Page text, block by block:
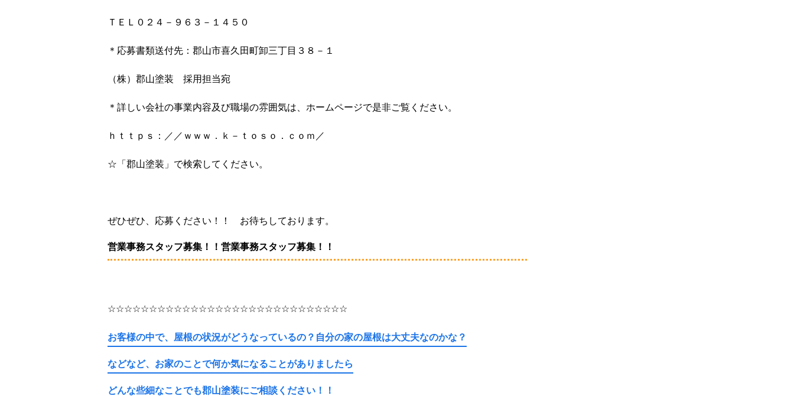
ＴＥＬ０２４－９６３－１４５０
＊応募書類送付先：郡山市喜久田町卸三丁目３８－１
（株）郡山塗装 採用担当宛
＊詳しい会社の事業内容及び職場の雰囲気は、ホームページで是非ご覧ください。
ｈｔｔｐｓ：／／ｗｗｗ．ｋ－ｔｏｓｏ．ｃｏｍ／
☆「郡山塗装」で検索してください。
ぜひぜひ、応募ください！！ お待ちしております。
営業事務スタッフ募集！！営業事務スタッフ募集！！
☆☆☆☆☆☆☆☆☆☆☆☆☆☆☆☆☆☆☆☆☆☆☆☆☆☆☆☆☆
お客様の中で、 屋根の状況がどうなっているの？自分の家の屋根は大丈夫なのかな？
などなど、お家のことで何か気になることがありましたら
どんな些細なことでも郡山塗装にご相談ください！！